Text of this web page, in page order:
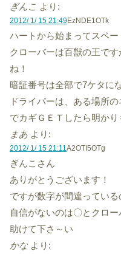
ぎんこ より:
2012/ 1/ 15 21:49EzNDE1OTk
ハートから始まってスペー
クローバーは百獣の王で
ね！
暗証番号は全部で7ケタに
ドライバーは、ある場所
でカギＧＥＴしたら明かり
まあ より:
2012/ 1/ 15 21:11A2OTI5OTg
ぎんこさん
ありがとうございます！
ですが数字が間違ってい
自信がないのは〇とクロ
助けて下さ～い
かな より: